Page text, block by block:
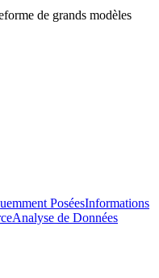
de grands modèles
PoséesInformations
Analyse de Données